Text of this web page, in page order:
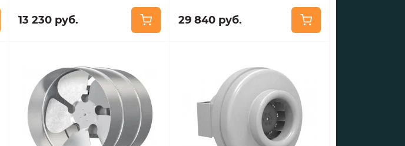
13 230 руб. 29 840 руб.